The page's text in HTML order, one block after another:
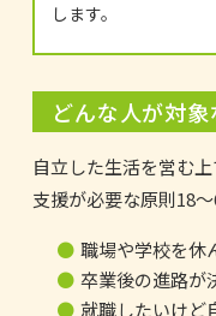
します。
どんな人が対象
自立した生活を営む
支援が必要な原則18
職場や学校を休
卒業後の進路が
就職したいけど